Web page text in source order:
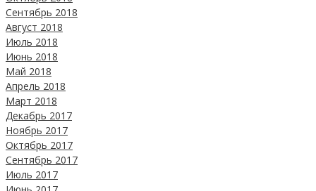
Сентябрь 2018
Август 2018
Июль 2018
Июнь 2018
Май 2018
Апрель 2018
Март 2018
Декабрь 2017
Ноябрь 2017
Октябрь 2017
Сентябрь 2017
Июль 2017